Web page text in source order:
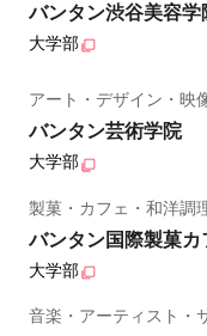
バンタン渋谷美容学
大学部
アート・デザイン・映
バンタン芸術学院
大学部
製菓・カフェ・和洋調
バンタン国際製菓
大学部
音楽・アーティスト・